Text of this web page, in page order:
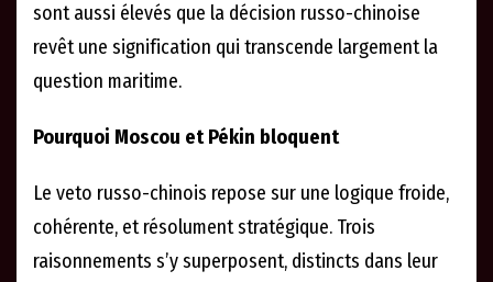
sont aussi élevés que la décision russo-chinoise
revêt une signification qui transcende largement la
question maritime.
Pourquoi Moscou et Pékin bloquent
Le veto russo-chinois repose sur une logique froide,
cohérente, et résolument stratégique. Trois
raisonnements s’y superposent, distincts dans leur